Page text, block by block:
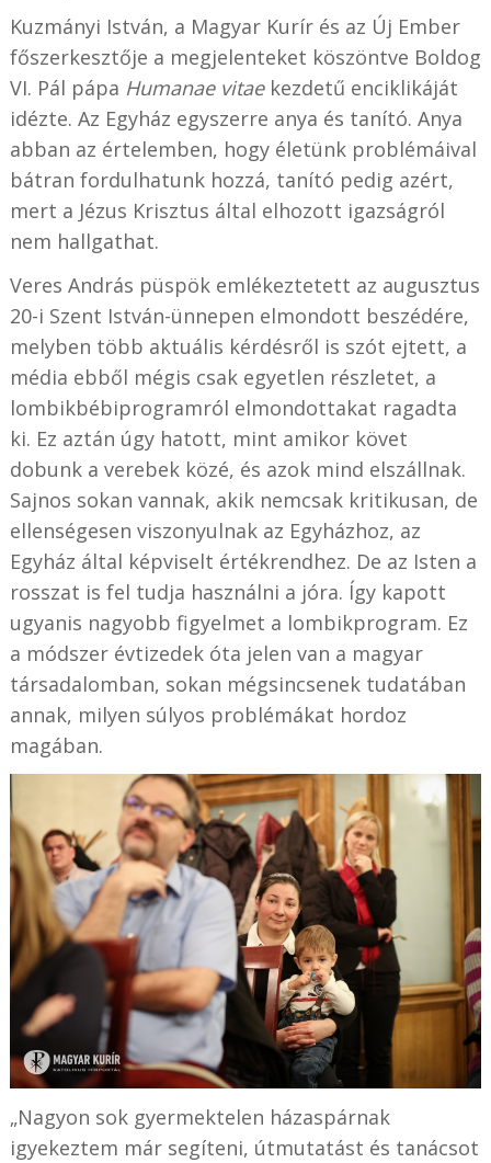
Kuzmányi István, a Magyar Kurír és az Új Ember
főszerkesztője a megjelenteket köszöntve Boldog
VI. Pál pápa Humanae vitaekezdetű enciklikáját
idézte. Az Egyház egyszerre anya és tanító. Anya
abban az értelemben, hogy életünk problémáival
bátran fordulhatunk hozzá, tanító pedig azért,
mert a Jézus Krisztus által elhozott igazságról
nem hallgathat.
Veres András püspök emlékeztetett az augusztus
20-i Szent István-ünnepen elmondott beszédére,
melyben több aktuális kérdésről is szót ejtett, a
média ebből mégis csak egyetlen részletet, a
lombikbébiprogramról elmondottakat ragadta
ki. Ez aztán úgy hatott, mint amikor követ
dobunk a verebek közé, és azok mind elszállnak.
Sajnos sokan vannak, akik nemcsak kritikusan, de
ellenségesen viszonyulnak az Egyházhoz, az
Egyház által képviselt értékrendhez. De az Isten a
rosszat is fel tudja használni a jóra. Így kapott
ugyanis nagyobb figyelmet a lombikprogram. Ez
a módszer évtizedek óta jelen van a magyar
társadalomban, sokan mégsincsenek tudatában
annak, milyen súlyos problémákat hordoz
magában.
„Nagyon sok gyermektelen házaspárnak
igyekeztem már segíteni, útmutatást és tanácsot